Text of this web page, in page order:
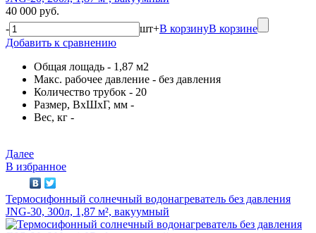
40 000 руб.
-
шт+В корзинуВ корзине
Добавить к сравнению
Общая лощадь - 1,87 м2
Макс. рабочее давление - без давления
Количество трубок - 20
Размер, ВхШхГ, мм -
Вес, кг -
Далее
В избранное
Термосифонный солнечный водонагреватель без давления
JNG-30, 300л, 1,87 м², вакуумный